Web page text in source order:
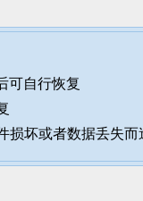
可自行恢复
损坏或者数据丢失